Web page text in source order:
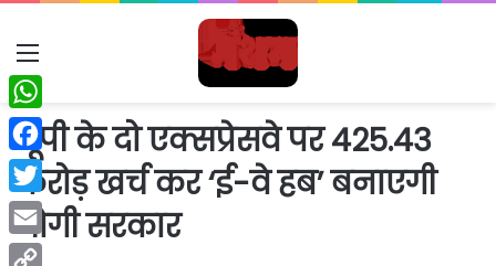
Menu
यूपी के दो एक्सप्रेसवे पर 425.43
करोड़ खर्च कर ‘ई-वे हब’ बनाएगी
योगी सरकार
WhatsApp
Facebook
Twitter
Email